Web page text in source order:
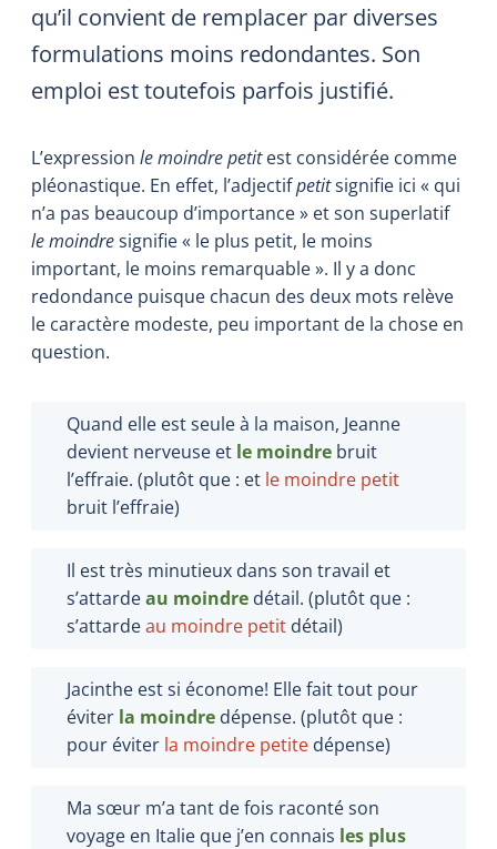
qu’il convient de remplacer par diverses
formulations moins redondantes. Son
emploi est toutefois parfois justifié.
L’expression le moindre petitest considérée comme
pléonastique. En effet, l’adjectifpetitsignifie ici « qui
n’a pas beaucoup d’importance » et son superlatif
le moindresignifie « le plus petit, le moins
important, le moins remarquable ». Il y a donc
redondance puisque chacun des deux mots relève
le caractère modeste, peu important de la chose en
question.
Quand elle est seule à la maison, Jeanne
devient nerveuse et le moindre bruit
l’effraie. (plutôt que : et le moindre petit
bruit l’effraie)
Il est très minutieux dans son travail et
s’attardeau moindre détail. (plutôt que :
s’attardeau moindre petit détail)
Jacinthe est si économe! Elle fait tout pour
éviter la moindre dépense. (plutôt que :
pour éviter la moindre petite dépense)
Ma sœur m’a tant de fois raconté son
voyage en Italie que j’en connais les plus